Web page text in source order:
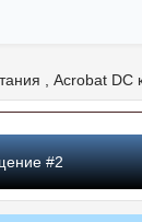
, Acrobat DC
#2